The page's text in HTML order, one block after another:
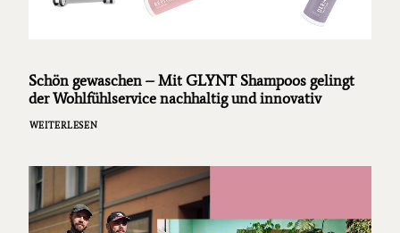
Schön gewaschen – Mit GLYNT Shampoos gelingt
der Wohlfühlservice nachhaltig und innovativ
WEITERLESEN